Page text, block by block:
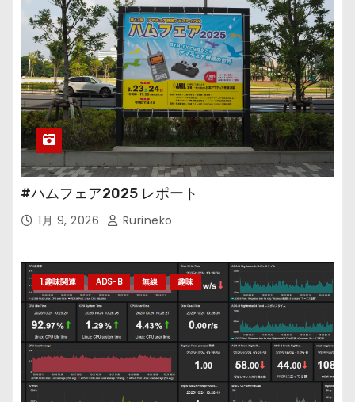
#ハムフェア2025 レポート
1月 9, 2026 Rurineko
1.趣味関連 ADS-B 無線 趣味